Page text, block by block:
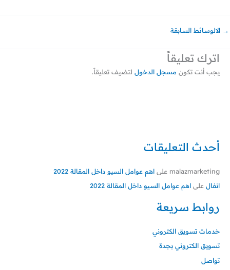
أحدث التعليقات
malazmarketing على اهم عوامل السيو داخل المقالة 2022
انفال على اهم عوامل السيو داخل المقالة 2022
روابط سريعة
خدمات تسويق الكتروني
تسويق الكتروني بجدة
تواصل
→ الالوسائط السابقة
اترك تعليقاً
يجب أنت تكون مسجل الدخول لتضيف تعليقاً.